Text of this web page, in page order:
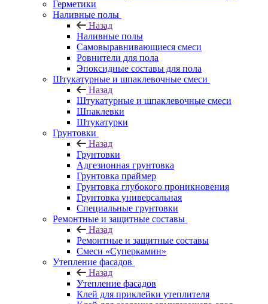
Герметики
Наливные полы
Назад
Наливные полы
Самовыравнивающиеся смеси
Ровнители для пола
Эпоксидные составы для пола
Штукатурные и шпаклевочные смеси
Назад
Штукатурные и шпаклевочные смеси
Шпаклевки
Штукатурки
Грунтовки
Назад
Грунтовки
Адгезионная грунтовка
Грунтовка праймер
Грунтовка глубокого проникновения
Грунтовка универсальная
Специальные грунтовки
Ремонтные и защитные составы
Назад
Ремонтные и защитные составы
Смеси «Суперкамин»
Утепление фасадов
Назад
Утепление фасадов
Клей для приклейки утеплителя